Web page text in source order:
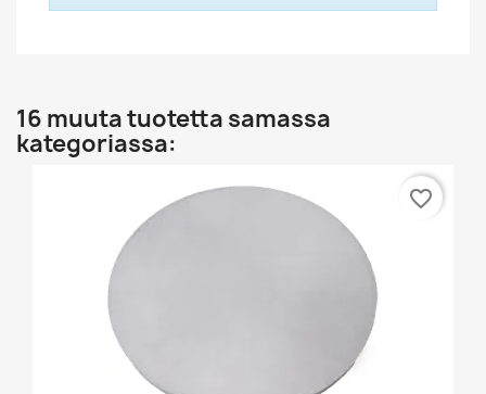
16 muuta tuotetta samassa
kategoriassa:
favorite_border